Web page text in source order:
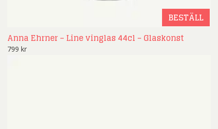
BESTÄLL
Anna Ehrner – Line vinglas 44cl – Glaskonst
799 kr